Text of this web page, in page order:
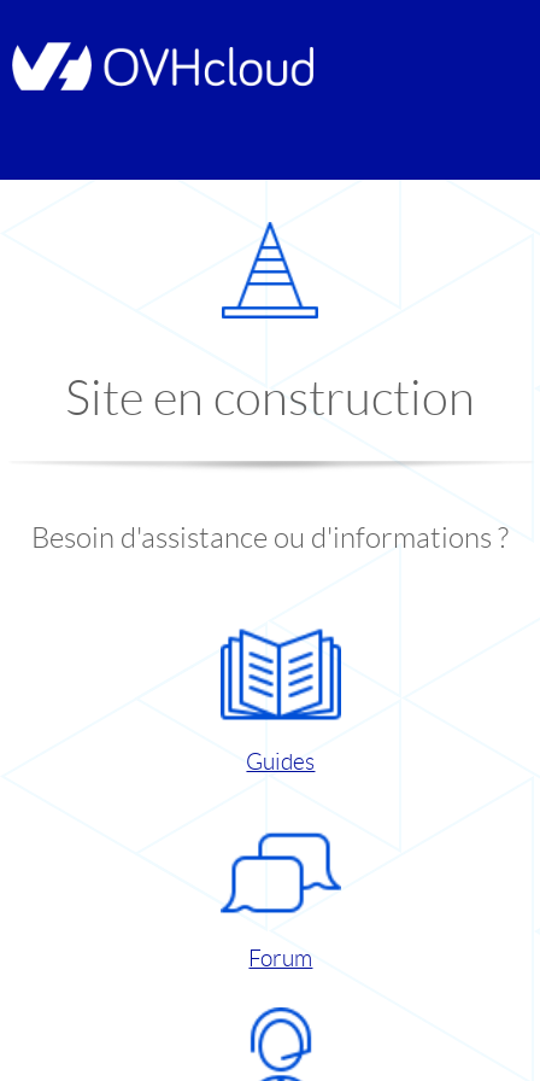
Site en construction
Besoin d'assistance ou d'informations ?
Guides
Forum